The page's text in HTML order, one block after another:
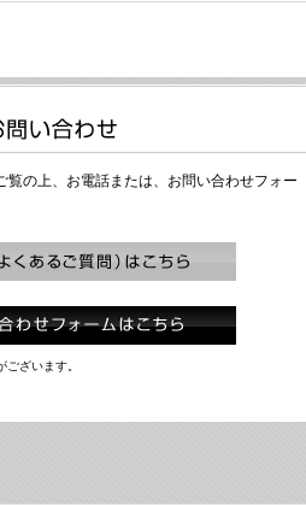
覧の上、お電話または、お問い合わせフォー
ざいます。